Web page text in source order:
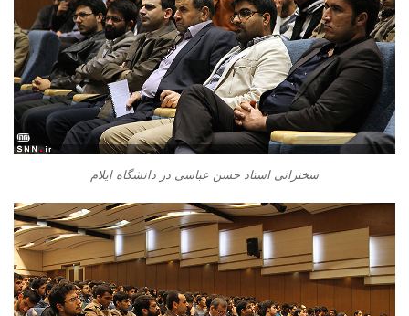
سخنرانی استاد حسن عباسی در دانشگاه ایلام